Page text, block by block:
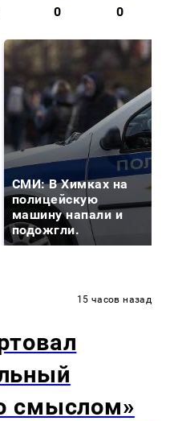
0 0
СМИ: В Химках на
полицейскую
машину напали и
подожгли.
15 часов назад
смыслом»